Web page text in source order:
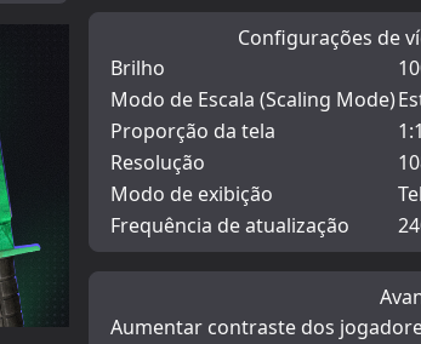
Configurações de
Brilho
Modo de Escala (Scaling Mode)
Proporção da tela
1:1
Resolução
Modo de exibição
Frequência de atualização
Aumentar contraste dos